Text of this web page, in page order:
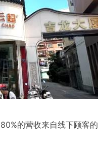
的营收来自线下顾客的